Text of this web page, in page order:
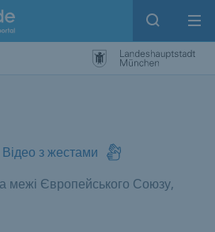
Open
Відео з жестами
межі Європейського Союзу,